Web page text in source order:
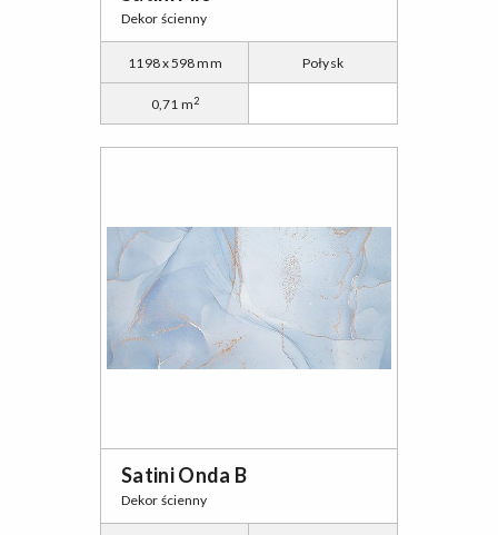
Dekor ścienny
1198 x 598 mm Połysk
0,71 m2
Satini Onda B
Dekor ścienny